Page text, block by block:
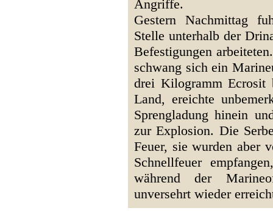
Angriffe.
Gestern Nachmittag
Stelle unterhalb der
Befestigungen
schwang sich ein
drei Kilogramm Ecrosit
Land, ereichte
Sprengladung hinein
zur Explosion. Die
Feuer, sie wurden aber
Schnellfeuer
während der
unversehrt wieder